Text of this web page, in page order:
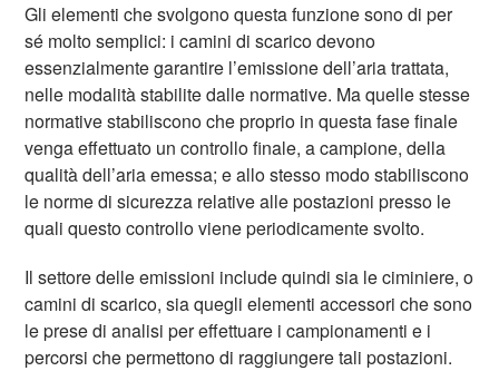
Gli elementi che svolgono questa funzione sono di per
sé molto semplici: i camini di scarico devono
essenzialmente garantire l’emissione dell’aria trattata,
nelle modalità stabilite dalle normative. Ma quelle stesse
normative stabiliscono che proprio in questa fase finale
venga effettuato un controllo finale, a campione, della
qualità dell’aria emessa; e allo stesso modo stabiliscono
le norme di sicurezza relative alle postazioni presso le
quali questo controllo viene periodicamente svolto.
Il settore delle emissioni include quindi sia le ciminiere, o
camini di scarico, sia quegli elementi accessori che sono
le prese di analisi per effettuare i campionamenti e i
percorsi che permettono di raggiungere tali postazioni.